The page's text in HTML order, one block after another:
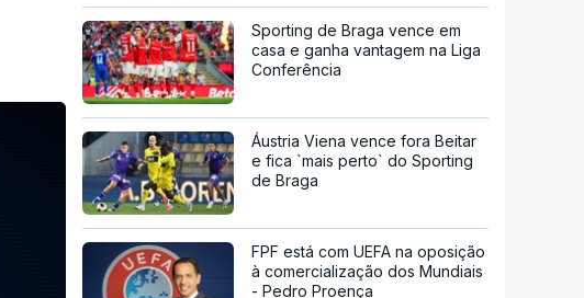
Sporting de Braga vence em
casa e ganha vantagem na Liga
Conferência
Áustria Viena vence fora Beitar
e fica `mais perto` do Sporting
de Braga
FPF está com UEFA na oposição
à comercialização dos Mundiais
- Pedro Proença